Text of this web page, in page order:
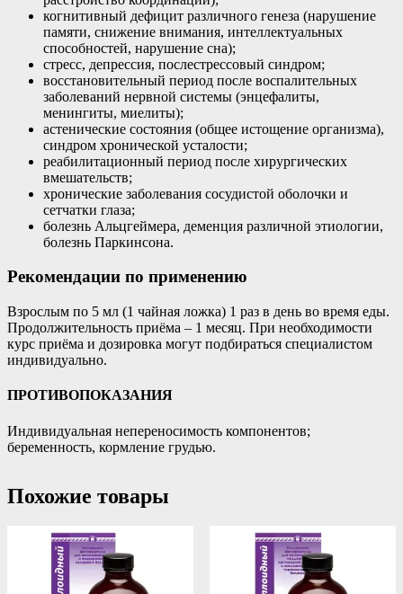
когнитивный дефицит различного генеза (нарушение
памяти, снижение внимания, интеллектуальных
способностей, нарушение сна);
стресс, депрессия, послестрессовый синдром;
восстановительный период после воспалительных
заболеваний нервной системы (энцефалиты,
менингиты, миелиты);
астенические состояния (общее истощение организма),
синдром хронической усталости;
реабилитационный период после хирургических
вмешательств;
хронические заболевания сосудистой оболочки и
сетчатки глаза;
болезнь Альцгеймера, деменция различной этиологии,
болезнь Паркинсона.
Рекомендации по применению
Взрослым по 5 мл (1 чайная ложка) 1 раз в день во время еды.
Продолжительность приёма – 1 месяц. При необходимости
курс приёма и дозировка могут подбираться специалистом
индивидуально.
ПРОТИВОПОКАЗАНИЯ
Индивидуальная непереносимость компонентов;
беременность, кормление грудью.
Похожие товары